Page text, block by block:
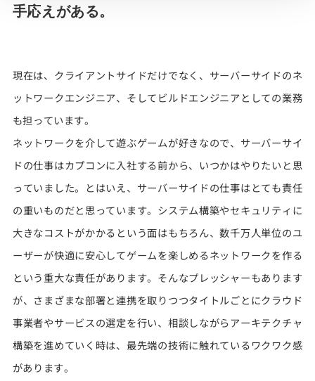
手応えがある。
現在は、クライアントサイドだけでなく、サーバーサイドのネ
ットワークエンジニア、そしてビルドエンジニアとしての業務
も担っています。
ネットワークを介して遊ぶゲームが好きなので、サーバーサイ
ドの仕事はカプコンに入社する前から、いつかはやりたいと思
っていました。とはいえ、サーバーサイドの仕事はとても責任
の重いものだと思っています。システム構築やセキュリティに
大きなコストがかかるという面はもちろん、数千万人単位のユ
ーザーが快適に安心してゲームを楽しめるネットワークを作る
という重大な責任があります。そんなプレッシャーもあります
が、さまざまな部署と連携を取りつつタイトルごとにクラウド
事業者やサービスの選定を行い、相談しながらアーキテクチャ
構築を進めていく時は、最先端の技術に触れているワクワク感
があります。